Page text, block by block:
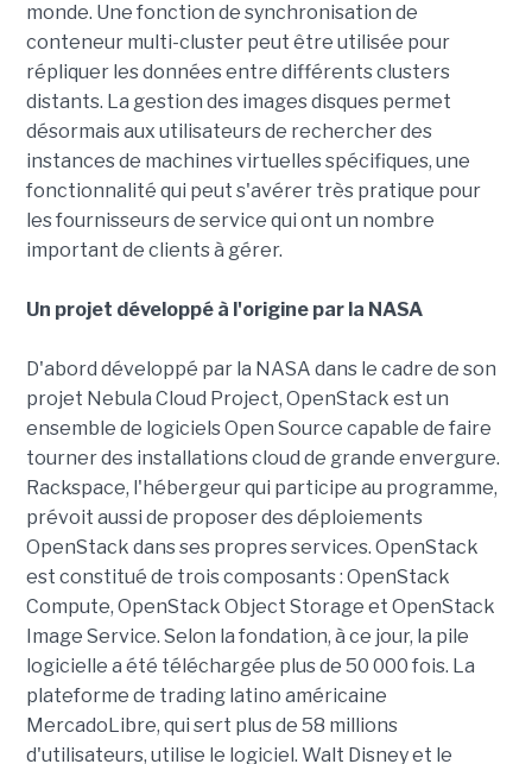
monde. Une fonction de synchronisation de
conteneur multi-cluster peut être utilisée pour
répliquer les données entre différents clusters
distants. La gestion des images disques permet
désormais aux utilisateurs de rechercher des
instances de machines virtuelles spécifiques, une
fonctionnalité qui peut s'avérer très pratique pour
les fournisseurs de service qui ont un nombre
important de clients à gérer.
Un projet développé à l'origine par la NASA
D'abord développé par la NASA dans le cadre de son
projet Nebula Cloud Project, OpenStack est un
ensemble de logiciels Open Source capable de faire
tourner des installations cloud de grande envergure.
Rackspace, l'hébergeur qui participe au programme,
prévoit aussi de proposer des déploiements
OpenStack dans ses propres services. OpenStack
est constitué de trois composants : OpenStack
Compute, OpenStack Object Storage et OpenStack
Image Service. Selon la fondation, à ce jour, la pile
logicielle a été téléchargée plus de 50 000 fois. La
plateforme de trading latino américaine
MercadoLibre, qui sert plus de 58 millions
d'utilisateurs, utilise le logiciel. Walt Disney et le